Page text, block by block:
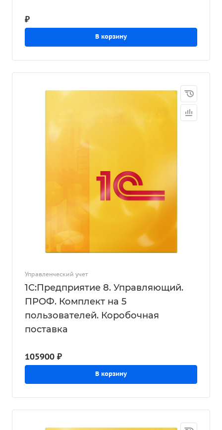
₽
В корзину
Управленческий учет
1С:Предприятие 8. Управляющий.
ПРОФ. Комплект на 5
пользователей. Коробочная
поставка
105900 ₽
В корзину